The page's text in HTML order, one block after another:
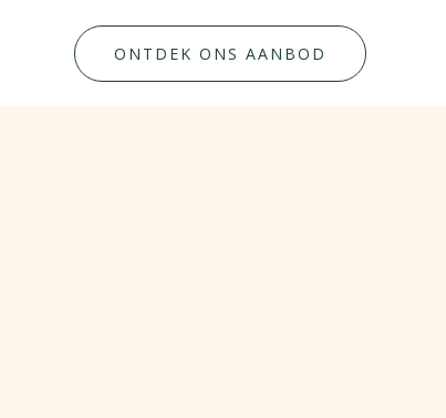
ONTDEK ONS AANBOD